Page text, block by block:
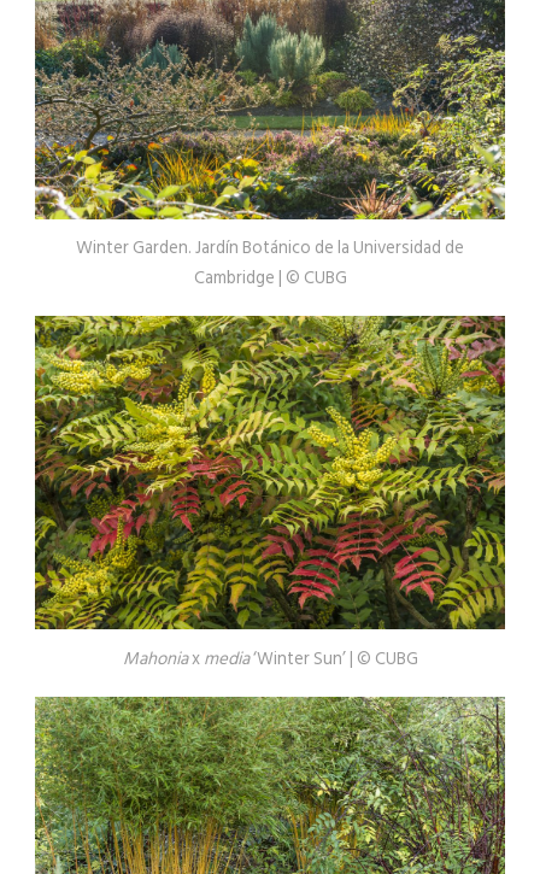
Winter Garden. Jardín Botánico de la Universidad de
Cambridge | © CUBG
Mahoniaxmedia‘Winter Sun’ | © CUBG